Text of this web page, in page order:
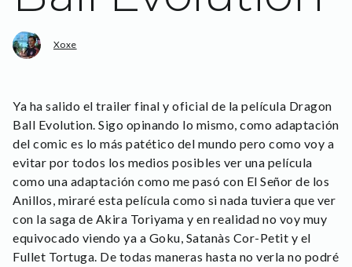
Xoxe
Ya ha salido el trailer final y oficial de la película Dragon
Ball Evolution. Sigo opinando lo mismo, como adaptación
del comic es lo más patético del mundo pero como voy a
evitar por todos los medios posibles ver una película
como una adaptación como me pasó con El Señor de los
Anillos, miraré esta película como si nada tuviera que ver
con la saga de Akira Toriyama y en realidad no voy muy
equivocado viendo ya a Goku, Satanàs Cor-Petit y el
Fullet Tortuga. De todas maneras hasta no verla no podré